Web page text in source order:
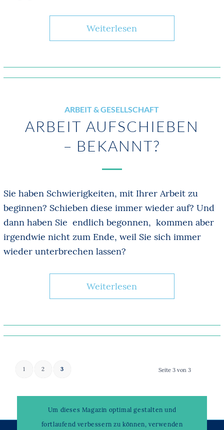
Weiterlesen
ARBEIT & GESELLSCHAFT
ARBEIT AUFSCHIEBEN
– BEKANNT?
Sie haben Schwierigkeiten, mit Ihrer Arbeit zu
beginnen? Schieben diese immer wieder auf? Und
dann haben Sie endlich begonnen, kommen aber
irgendwie nicht zum Ende, weil Sie sich immer
wieder unterbrechen lassen?
Weiterlesen
Seite 3 von 3
1 2 3
Um dieses Magazin optimal gestalten und
fortlaufend verbessern zu können, verwenden